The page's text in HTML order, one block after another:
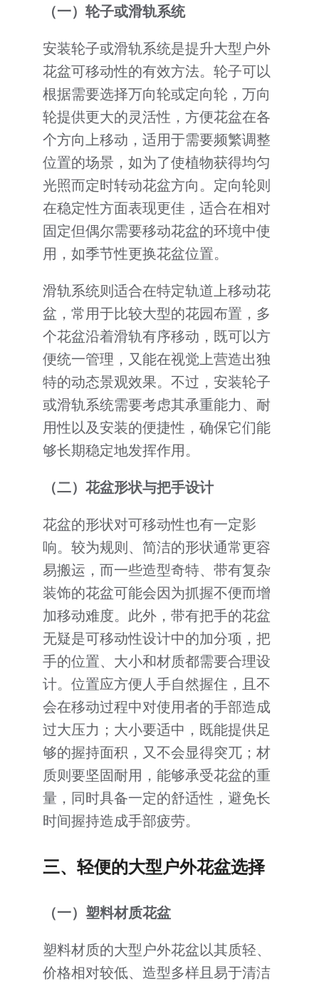
（一）轮子或滑轨系统
安装轮子或滑轨系统是提升大型户外
花盆可移动性的有效方法。轮子可以
根据需要选择万向轮或定向轮，万向
轮提供更大的灵活性，方便花盆在各
个方向上移动，适用于需要频繁调整
位置的场景，如为了使植物获得均匀
光照而定时转动花盆方向。定向轮则
在稳定性方面表现更佳，适合在相对
固定但偶尔需要移动花盆的环境中使
用，如季节性更换花盆位置。
滑轨系统则适合在特定轨道上移动花
盆，常用于比较大型的花园布置，多
个花盆沿着滑轨有序移动，既可以方
便统一管理，又能在视觉上营造出独
特的动态景观效果。不过，安装轮子
或滑轨系统需要考虑其承重能力、耐
用性以及安装的便捷性，确保它们能
够长期稳定地发挥作用。
（二）花盆形状与把手设计
花盆的形状对可移动性也有一定影
响。较为规则、简洁的形状通常更容
易搬运，而一些造型奇特、带有复杂
装饰的花盆可能会因为抓握不便而增
加移动难度。此外，带有把手的花盆
无疑是可移动性设计中的加分项，把
手的位置、大小和材质都需要合理设
计。位置应方便人手自然握住，且不
会在移动过程中对使用者的手部造成
过大压力；大小要适中，既能提供足
够的握持面积，又不会显得突兀；材
质则要坚固耐用，能够承受花盆的重
量，同时具备一定的舒适性，避免长
时间握持造成手部疲劳。
三、轻便的大型户外花盆选择
（一）塑料材质花盆
塑料材质的大型户外花盆以其质轻、
价格相对较低、造型多样且易于清洁